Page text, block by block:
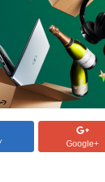
Google+